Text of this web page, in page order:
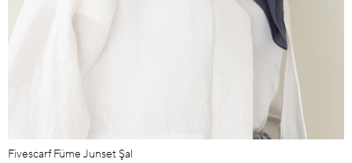
Fivescarf Füme Junset Şal